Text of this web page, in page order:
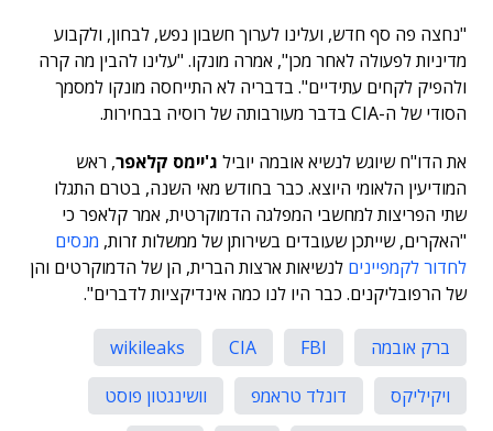
"נחצה פה סף חדש, ועלינו לערוך חשבון נפש, לבחון, ולקבוע
מדיניות לפעולה לאחר מכן", אמרה מונקו. "עלינו להבין מה קרה
ולהפיק לקחים עתידיים". בדבריה לא התייחסה מונקו למסמך
הסודי של ה-CIA בדבר מעורבותה של רוסיה בבחירות.
את הדו"ח שיוגש לנשיא אובמה יוביל ג'יימס קלאפר, ראש
המודיעין הלאומי היוצא. כבר בחודש מאי השנה, בטרם התגלו
שתי הפריצות למחשבי המפלגה הדמוקרטית, אמר קלאפר כי
"האקרים, שייתכן שעובדים בשירותן של ממשלות זרות, מנסים
לחדור לקמפיינים לנשיאות ארצות הברית, הן של הדמוקרטים והן
של הרפובליקנים. כבר היו לנו כמה אינדיקציות לדברים".
ברק אובמה FBI
CIA
wikileaks
ויקיליקס
דונלד טראמפ
וושינגטון פוסט